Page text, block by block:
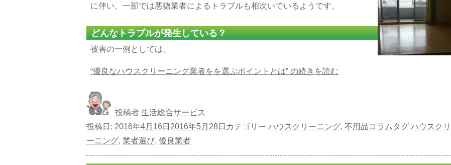
に伴い、一部では悪徳業者によるトラブルも相次いでいるようです。
どんなトラブルが発生している？
被害の一例としては、
“優良なハウスクリーニング業者をを選ぶポイントとは” の続きを読む
投稿者 生活総合サービス
投稿日: 2016年4月16日 2016年5月28日 カテゴリー ハウスクリーニング, 不用品コラム タグ ハウスクリ
ーニング, 業者選び, 優良業者